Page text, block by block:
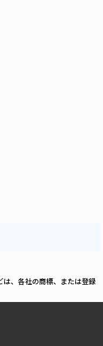
は、各社の商標、または登録